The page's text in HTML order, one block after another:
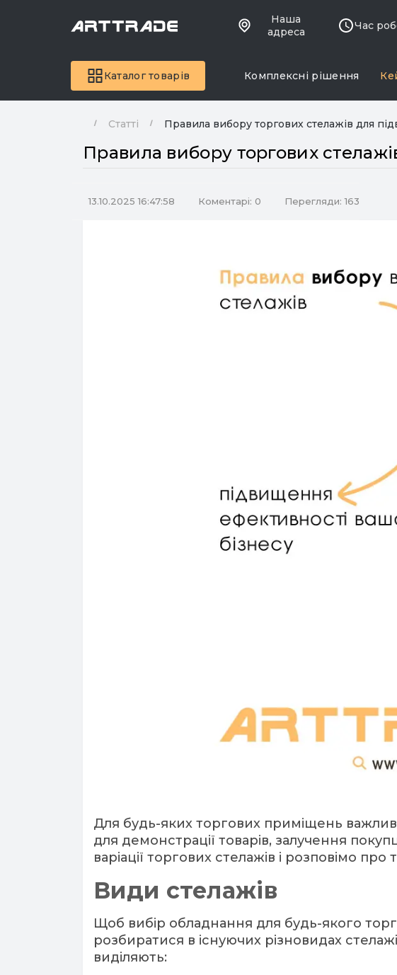
Наша
адреса
Час
Каталог товарів Комплексні рішення
Статті Правила вибору торгових стелажів для
Правила вибору торгових
13.10.2025 16:47:58 Коментарі: 0 Перегляди: 163
Для будь-яких торгових приміщень
для демонстрації товарів, залучення
варіації торгових стелажів і розповімо
Види стелажів
Щоб вибір обладнання для будь-якого
розбиратися в існуючих різновидах
виділяють: